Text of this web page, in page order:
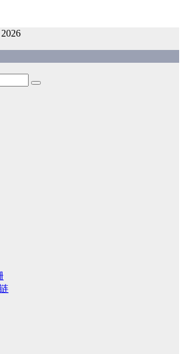
，新能源汽车，HMI，人车交互，智能车